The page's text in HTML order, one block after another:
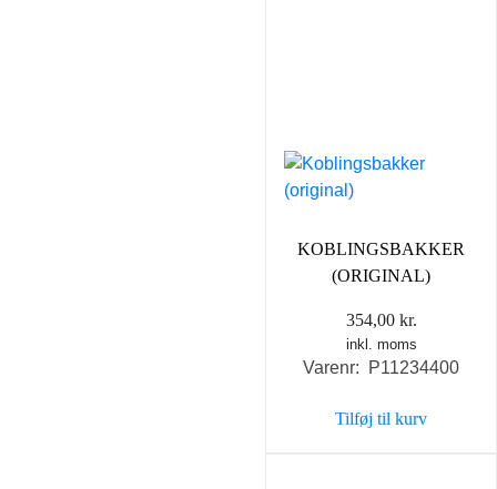
KOBLINGSBAKKER
(ORIGINAL)
354,00 kr.
inkl. moms
Varenr: P11234400
Tilføj til kurv